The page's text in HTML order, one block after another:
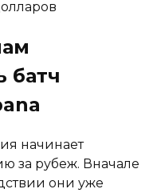
батч
начинает
за рубеж. Вначале
они уже